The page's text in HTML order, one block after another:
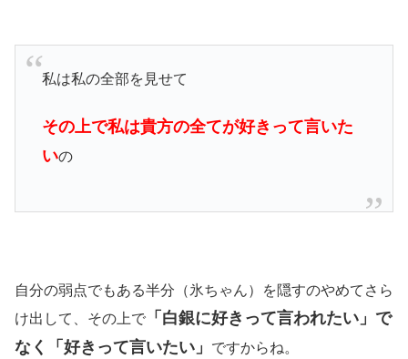
私は私の全部を見せて
その上で私は貴方の全てが好きって言いた
いの
自分の弱点でもある半分（氷ちゃん）を隠すのやめてさら
け出して、その上で 「白銀に好きって言われたい」で
なく「好きって言いたい」
ですからね。